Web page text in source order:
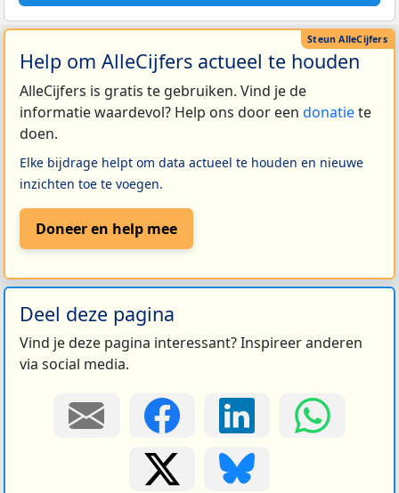
Help om AlleCijfers actueel te houden
AlleCijfers is gratis te gebruiken. Vind je de
informatie waardevol? Help ons door een donatiete
doen.
Elke bijdrage helpt om data actueel te houden en nieuwe
inzichten toe te voegen.
Doneer en help mee
Deel deze pagina
Vind je deze pagina interessant? Inspireer anderen
via social media.